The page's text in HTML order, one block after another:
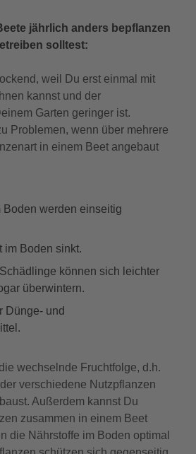
jährlich anders bepflanzen
solltest:
weil Du erst einmal mit
kannst und der
Garten geringer ist.
Problemen, wenn über mehrere
in einem Beet angebaut
Boden werden einseitig
im Boden sinkt.
können sich leichter
überwintern.
Dünge- und
wechselnde Fruchtfolge, d.h.
verschiedene Nutzpflanzen
Außerdem kannst Du
zusammen in einem Beet
die Nährstoffe im Boden optimal